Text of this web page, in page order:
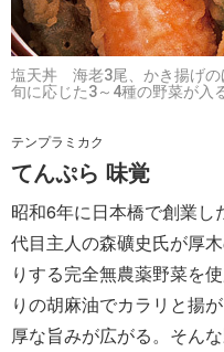
塩天丼 海老3尾、かき揚げの
旬に応じた3～4種の野菜が入
テンプラミカク
てんぷら 味覚
昭和6年に日本橋で創業
代目主人の森礦史氏が厚
りする完全無農薬野菜を
りの胡麻油でカラリと揚
厚な旨みが広がる。そん